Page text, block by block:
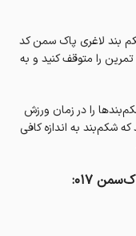
بند لاغری پاک سمن کد
تمرین را متوقف کنید و به
را در زمان ورزش
شکم‌بند به اندازه کافی
۰۱۷: